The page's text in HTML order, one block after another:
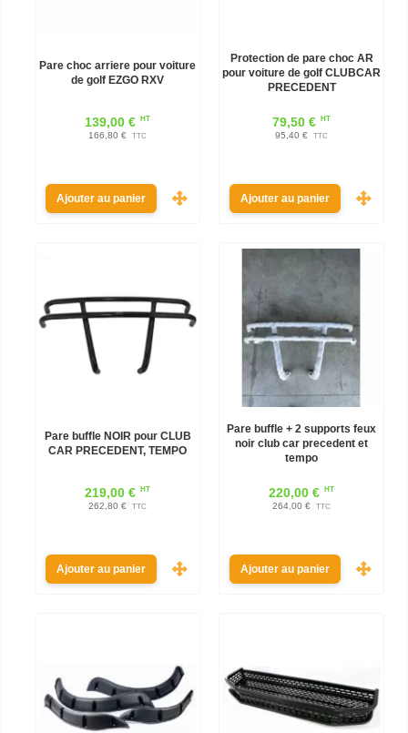
Pare choc arriere pour voiture
de golf EZGO RXV
139,00 € HT
166,80 € TTC
Ajouter au panier
Protection de pare choc AR
pour voiture de golf CLUBCAR
PRECEDENT
79,50 € HT
95,40 € TTC
Ajouter au panier
Pare buffle NOIR pour CLUB
CAR PRECEDENT, TEMPO
219,00 € HT
262,80 € TTC
Ajouter au panier
Pare buffle + 2 supports feux
noir club car precedent et
tempo
220,00 € HT
264,00 € TTC
Ajouter au panier